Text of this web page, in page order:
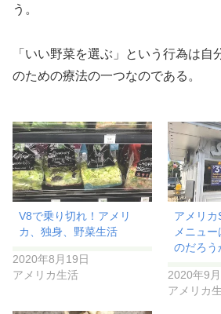
う。
「いい野菜を選ぶ」という行為は自
のための療法の一つなのである。
V8で乗り切れ！アメリ
カ、独身、野菜生活
2020年8月19日
アメリカ生活
アメリカ
メニュ
のだろう
2020年9
アメリカ